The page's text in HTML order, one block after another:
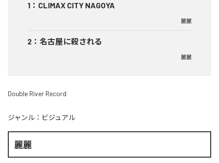
1 ： CLIMAX CITY NAGOYA
麗麗
2 ： 名古屋に殺される
麗麗
Double River Record
ジャンル： ビジュアル
麗麗